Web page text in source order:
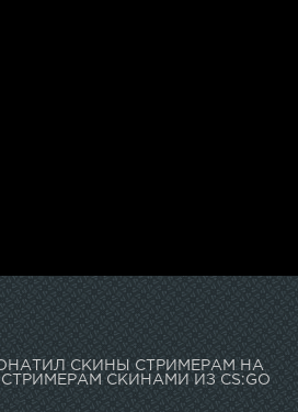
СКИНЫ СТРИМЕРАМ НА
СКИНАМИ ИЗ CS:GO